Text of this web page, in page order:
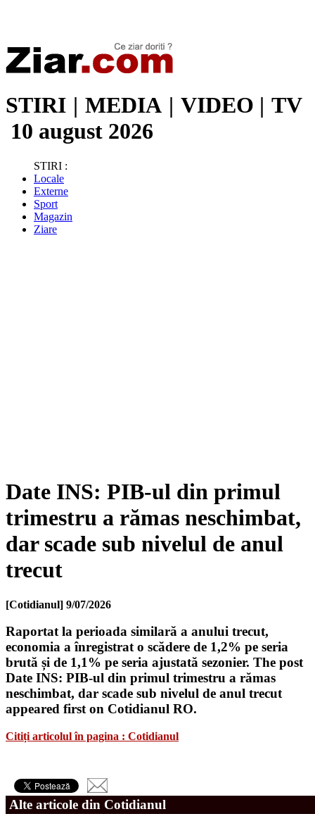
STIRI | MEDIA | VIDEO | TV
10 august 2026
STIRI :
Locale
Externe
Sport
Magazin
Ziare
Date INS: PIB-ul din primul
trimestru a rămas neschimbat,
dar scade sub nivelul de anul
trecut
[Cotidianul] 9/07/2026
Raportat la perioada similară a anului trecut,
economia a înregistrat o scădere de 1,2% pe seria
brută și de 1,1% pe seria ajustată sezonier. The post
Date INS: PIB-ul din primul trimestru a rămas
neschimbat, dar scade sub nivelul de anul trecut
appeared first on Cotidianul RO.
Citiți articolul în pagina : Cotidianul
Alte articole din Cotidianul